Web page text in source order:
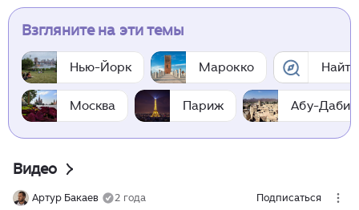
Взгляните на эти темы
Нью-Йорк Марокко
Москва Париж Абу-Даби
Видео
Артур Бакаев 2 года Подписаться